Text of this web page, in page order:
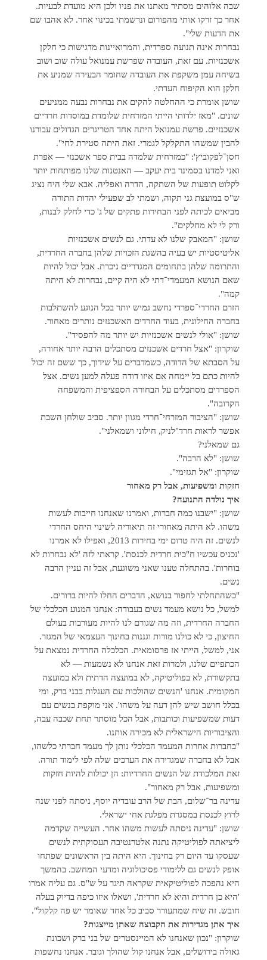
שבה אלוהים מסתיר מאתנו את פניו ולכן היא מועדת לבעיות.
אחר כך זרקו אותי מהפורום ונרשמתי בכינוי אחר. לא אהבו שם
את הדעות שלי".
נבחרות אינה תנועה ספרדית, והמרואיינות מדגישות כי חלקן
אשכנזיות. עם זאת, העובדה שפרשת עמנואל עולה שוב ושוב
בשיחה עמן משקפת את העובדה שחומר הבעירה שמניע את
חלקן הוא הקיפוח העדתי.
שושן אומרת כי ההחלטה להקים את נבחרות נבעה ממניעים
שונים. "מאז ילדותי הייתי המזרחית שלומדת במוסדות חרדיים
אשכנזיים. פרשת עמנואל היתה אחד הטריגרים הגדולים עבורנו
להבין שמשהו התקלקל לגמרי. זאת היתה סטירת לחי".
חסן־לפקוביץ': "כמזרחית שלמדה בבית ספר אשכנזי — אפרת
ואני למדנו בסמינר בית יעקב — האנטנות שלנו מפותחות יותר
לקלוט תופעות של השתקה, הדרה ואפליה. אבא שלי היה נציג
ש"ס במועצת גני תקוה, ושמתי לב שפעילי יהדות התורה
מביאים לכיתה לפני הבחירות פתקים של ג' כדי לחלק לבנות,
ורק לי לא מחלקים".
שושן: "המאבק שלנו לא עדתי. גם לנשים אשכנזיות
אליטיסטיות יש בעיה בהשגת הזכויות שלהן בחברה החרדית,
והתרומה שלהן בתחומים המגדריים ניכרת. אבל יכול להיות
שאם הנושא המעמדי־דתי לא היה קיים, נבחרות לא היתה
קמה".
הזרם החרדי־ספרדי נחשב גמיש יותר בכל הנוגע להשתלבות
בחברה החילונית, בעוד החרדים האשכנזים נותרים מאחור.
שושן: "אולי לנשים אשכנזיות יש יותר מה להפסיד".
שוקרון: "אצל חרדים אשכנזים מסתכלים הרבה יותר אחורה,
על הסבתא של הדודה, כשמדברים על שידוך, כך ששם זה יכול
להיות כתם בל יימחה אם איזו דודה פעלה למען נשים. אצל
הספרדים מסתכלים על הבחורה הספציפית והמשפחה
הקרובה".
שושן: "הציבור המזרחי־חרדי מגוון יותר. סביב שולחן השבת
אפשר לראות חרד"לניק, חילוני ושמאלני".
גם שמאלני?
שושן: "לא הרבה".
שוקרון: "אל תגזימי".
חזקות ומשפיעות, אבל רק מאחור
איך נולדה התנועה?
שושן: "ישבנו כמה חברות, ואמרנו שאנחנו חייבות לעשות
משהו. לא היתה מאחורי זה תיאוריה לשינוי היחס החרדי
לנשים. זה היה טרום ימי בחירות 2013, ואפילו לא אמרנו
'נכניס עכשיו ח"כית חרדית לכנסת'. קראתי לזה 'לא נבחרות לא
בוחרות'. בהתחלה טענו שאני משוגעת, אבל זה עניין הרבה
נשים.
"כשהתחלתי לחפור בנושא, הדברים החלו להיות ברורים.
למשל, כל נושא מעמד נשים בעבודה: אנחנו המנוע הכלכלי של
החברה החרדית, וזה מה שגורם לנו להיות מעורבות בעולם
החיצון, כי לא כולנו מורות וגננות בחינוך העצמאי של המגזר.
אני, למשל, הייתי אז פרסומאית. הכלכלה החרדית נמצאת על
הכתפיים שלנו, ולמרות זאת אנחנו לא נשמעות — לא
בתקשורת, לא בפוליטיקה, לא במועצה הדתית ולא במועצה
המקומית. אנחנו 'הנשים שהולכות עם העגלות בבני ברק, ומי
בכלל חושב שיש להן דעה על משהו'. אני מוקפת בנשים עם
דעות שמשפיעות וכותבות, אבל הכל מוסתר תחת שכבה עבה,
והציבוריות הישראלית לא מכירה אותנו.
"בחברות אחרות המעמד הכלכלי נותן לך מעמד חברתי כלשהו,
אבל לא בחברה שמגדירה את הערכים שלה לפי לימוד תורה.
זאת המלכודת של הנשים החרדיות: הן יכולות להיות חזקות
ומשפיעות, אבל רק מאחור".
עדינה בר־שלום, הבת של הרב עובדיה יוסף, ניסתה לפני שנה
לרוץ לכנסת במסגרת מפלגת אחי ישראלי.
שושן: "עדינה ניסתה לעשות משהו אחר. העשייה שקדמה
ליציאתה לפוליטיקה נתנה אלטרנטיבה תעסוקתית לנשים
שעסקו עד היום רק בחינוך. היא היתה בין הראשונים שפתחו
אופק לנשים גם ללימודי פסיכולוגיה ומדעי המחשב. בהמשך
היא נהפכה לפוליטיקאית שקראה תיגר על ש"ס. גם עליה אמרו
'היא כן חרדית והיא לא חרדית', ושאלו איזו כיפה בדיוק בעלה
חובש. זה שיח שמתעורר סביב כל אחד שאומר יש פה קלקול".
איך אתן מגדירות את הקבוצה שאתן מייצגות?
שוקרון: "נכון שאנחנו לא המיינסטרים של בני ברק ושכונת
גאולה בירושלים, אבל אנחנו קול שהולך וגובר. אנחנו נחשפות